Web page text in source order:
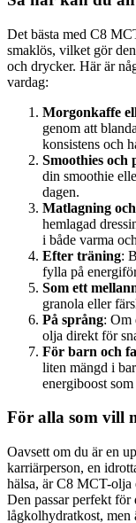
Det bästa med C8
smaklös, vilket gör
och drycker. Här är
vardag:
Morgonkaffe
genom att
konsistens och
Smoothies och
din smoothie
dagen.
Matlagning
hemlagad
i både varma
Efter träning:
fylla på
Som ett
granola eller
På språng: Om
olja direkt för
För barn och
liten mängd i
energiboost
För alla som vill
Oavsett om du är en
karriärperson, en
hälsa, är C8 MCT-
Den passar perfekt
lågkolhydratkost, men